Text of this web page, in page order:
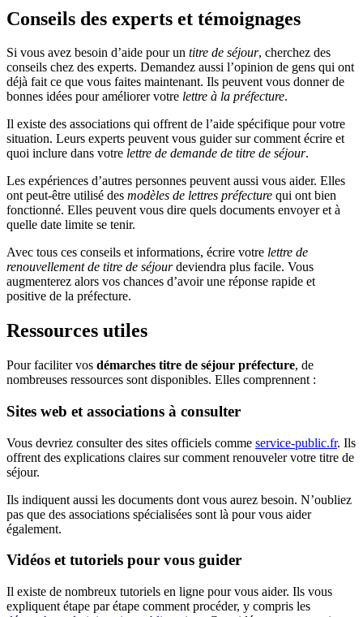
Conseils des experts et témoignages
Si vous avez besoin d’aide pour un titre de séjour, cherchez des
conseils chez des experts. Demandez aussi l’opinion de gens qui ont
déjà fait ce que vous faites maintenant. Ils peuvent vous donner de
bonnes idées pour améliorer votre lettre à la préfecture.
Il existe des associations qui offrent de l’aide spécifique pour votre
situation. Leurs experts peuvent vous guider sur comment écrire et
quoi inclure dans votre lettre de demande de titre de séjour.
Les expériences d’autres personnes peuvent aussi vous aider. Elles
ont peut-être utilisé des modèles de lettres préfecture qui ont bien
fonctionné. Elles peuvent vous dire quels documents envoyer et à
quelle date limite se tenir.
Avec tous ces conseils et informations, écrire votre lettre de
renouvellement de titre de séjourdeviendra plus facile. Vous
augmenterez alors vos chances d’avoir une réponse rapide et
positive de la préfecture.
Ressources utiles
Pour faciliter vos démarches titre de séjour préfecture, de
nombreuses ressources sont disponibles. Elles comprennent :
Sites web et associations à consulter
Vous devriez consulter des sites officiels comme service-public.fr. Ils
offrent des explications claires sur comment renouveler votre titre de
séjour.
Ils indiquent aussi les documents dont vous aurez besoin. N’oubliez
pas que des associations spécialisées sont là pour vous aider
également.
Vidéos et tutoriels pour vous guider
Il existe de nombreux tutoriels en ligne pour vous aider. Ils vous
expliquent étape par étape comment procéder, y compris les